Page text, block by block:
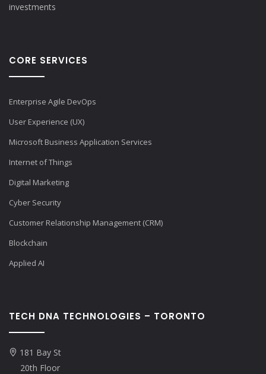
investments​
CORE SERVICES
Enterprise Agile DevOps
User Experience (UX)
Microsoft Business Application Services
Internet of Things
Digital Marketing
Cyber Security
Customer Relationship Management (CRM)
Blockchain
Applied AI
TECH DNA TECHNOLOGIES – TORONTO
181 Bay St
20th Floor